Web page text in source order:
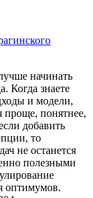
начинать
Когда знаете
и модели,
проще, понятнее,
добавить
то
не останется
полезными
оптимумов.